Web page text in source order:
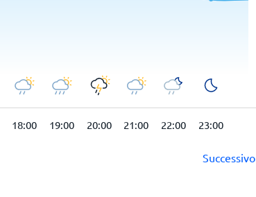
18:00 19:00 20:00 21:00 22:00 23:00
Successivo